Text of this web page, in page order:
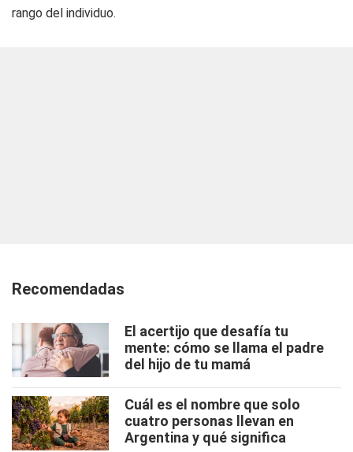
rango del individuo.
Recomendadas
El acertijo que desafía tu
mente: cómo se llama el padre
del hijo de tu mamá
Cuál es el nombre que solo
cuatro personas llevan en
Argentina y qué significa